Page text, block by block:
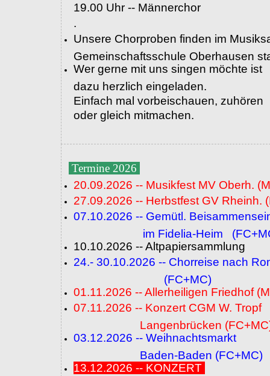
19.00 Uhr -- Männerchor
.
Unsere Chorproben finden im
Gemeinschaftsschule Oberhausen
Wer gerne mit uns singen möchte ist
dazu herzlich eingeladen.
Einfach mal vorbeischauen, zuhören
oder gleich mitmachen.
Termine 2026
20.09.2026 -- Musikfest MV Oberh.
27.09.2026 -- Herbstfest GV Rheinh.
07.10.2026 -- Gemütl.
im Fidelia-Heim
10.10.2026 -- Altpapiersammlung
24.- 30.10.2026 -- Chorreise nach
(FC+MC)
01.11.2026 -- Allerheiligen Friedhof
07.11.2026 -- Konzert CGM W. Tropf
Langenbrücken
03.12.2026 -- Weihnachtsmarkt
Baden-Baden (FC+MC)
13.12.2026 -- KONZERT